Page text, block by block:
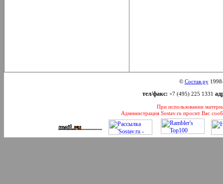
© Состав.ру
тел/факс: +7 (495) 225 1331
При использовании
Администрация Sostav.ru просит Вас